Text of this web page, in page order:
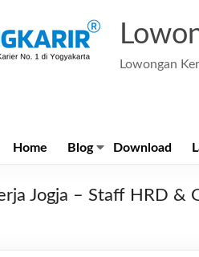
Lowongan
Home Blog Download
Jogja – Staff HRD &